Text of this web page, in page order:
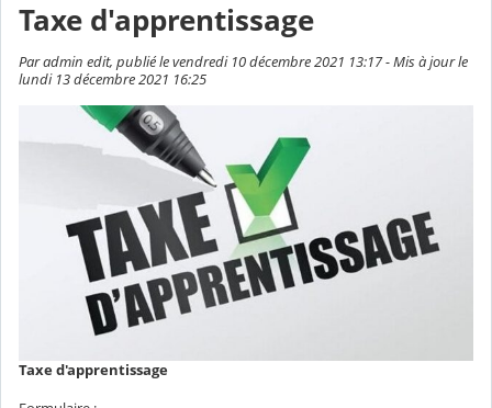
Taxe d'apprentissage
Par admin edit, publié le vendredi 10 décembre 2021 13:17 - Mis à jour le
lundi 13 décembre 2021 16:25
Taxe d'apprentissage